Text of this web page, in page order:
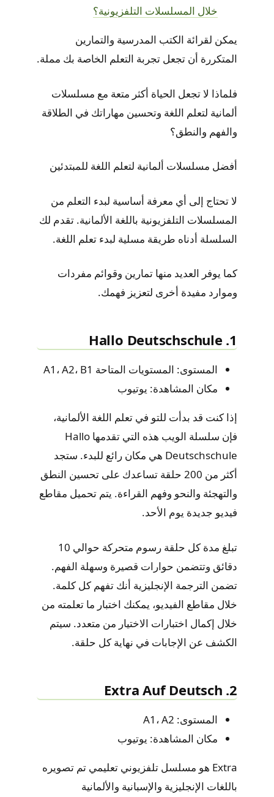
خلال المسلسلات التلفزيونية؟
يمكن لقرائة الكتب المدرسية والتمارين
المتكررة أن تجعل تجربة التعلم الخاصة بك مملة.
فلماذا لا تجعل الحياة أكثر متعة مع مسلسلات
ألمانية لتعلم اللغة وتحسين مهاراتك في الطلاقة
والفهم والنطق؟
أفضل مسلسلات ألمانية لتعلم اللغة للمبتدئين
لا تحتاج إلى أي معرفة أساسية لبدء التعلم من
المسلسلات التلفزيونية باللغة الألمانية. تقدم لك
السلسلة أدناه طريقة مسلية لبدء تعلم اللغة.
كما يوفر العديد منها تمارين وقوائم مفردات
وموارد مفيدة أخرى لتعزيز فهمك.
1. Hallo Deutschschule
المستوى: المستويات المتاحة A1، A2، B1
مكان المشاهدة: يوتيوب
إذا كنت قد بدأت للتو في تعلم اللغة الألمانية،
فإن سلسلة الويب هذه التي تقدمها Hallo
Deutschschule هي مكان رائع للبدء. ستجد
أكثر من 200 حلقة تساعدك على تحسين النطق
والتهجئة والنحو وفهم القراءة. يتم تحميل مقاطع
فيديو جديدة يوم الأحد.
تبلغ مدة كل حلقة رسوم متحركة حوالي 10
دقائق وتتضمن حوارات قصيرة وسهلة الفهم.
تضمن الترجمة الإنجليزية أنك تفهم كل كلمة.
خلال مقاطع الفيديو، يمكنك اختبار ما تعلمته من
خلال إكمال اختبارات الاختيار من متعدد. سيتم
الكشف عن الإجابات في نهاية كل حلقة.
2. Extra Auf Deutsch
المستوى: A1، A2
مكان المشاهدة: يوتيوب
Extra هو مسلسل تلفزيوني تعليمي تم تصويره
باللغات الإنجليزية والإسبانية والألمانية